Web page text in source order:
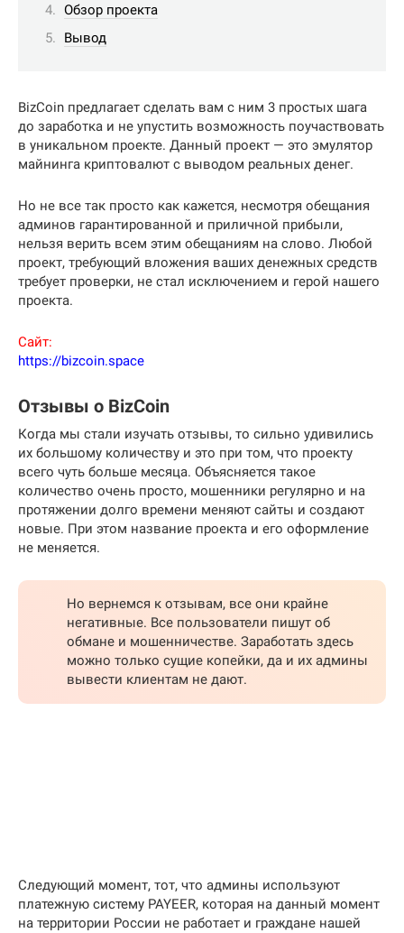
Обзор проекта
Вывод
BizCoin предлагает сделать вам с ним 3 простых шага
до заработка и не упустить возможность поучаствовать
в уникальном проекте. Данный проект — это эмулятор
майнинга криптовалют с выводом реальных денег.
Но не все так просто как кажется, несмотря обещания
админов гарантированной и приличной прибыли,
нельзя верить всем этим обещаниям на слово. Любой
проект, требующий вложения ваших денежных средств
требует проверки, не стал исключением и герой нашего
проекта.
Сайт:
https://bizcoin.space
Отзывы о BizCoin
Когда мы стали изучать отзывы, то сильно удивились
их большому количеству и это при том, что проекту
всего чуть больше месяца. Объясняется такое
количество очень просто, мошенники регулярно и на
протяжении долго времени меняют сайты и создают
новые. При этом название проекта и его оформление
не меняется.
Но вернемся к отзывам, все они крайне
негативные. Все пользователи пишут об
обмане и мошенничестве. Заработать здесь
можно только сущие копейки, да и их админы
вывести клиентам не дают.
Следующий момент, тот, что админы используют
платежную систему PAYEER, которая на данный момент
на территории России не работает и граждане нашей